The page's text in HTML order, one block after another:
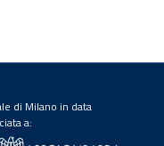
di Milano in data
a: